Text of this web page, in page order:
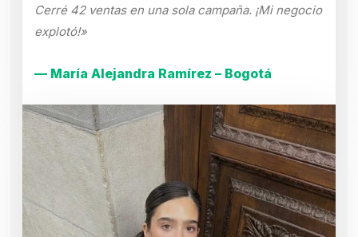
Cerré 42 ventas en una sola campaña. ¡Mi negocio
explotó!»
— María Alejandra Ramírez – Bogotá